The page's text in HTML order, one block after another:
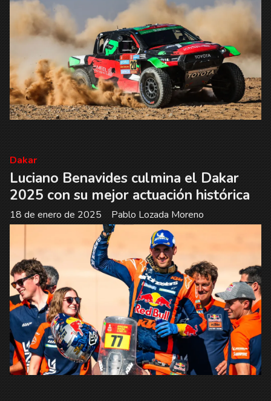
Luciano Benavides culmina el Dakar
2025 con su mejor actuación histórica
Pablo Lozada Moreno
Dakar
18 de enero de 2025